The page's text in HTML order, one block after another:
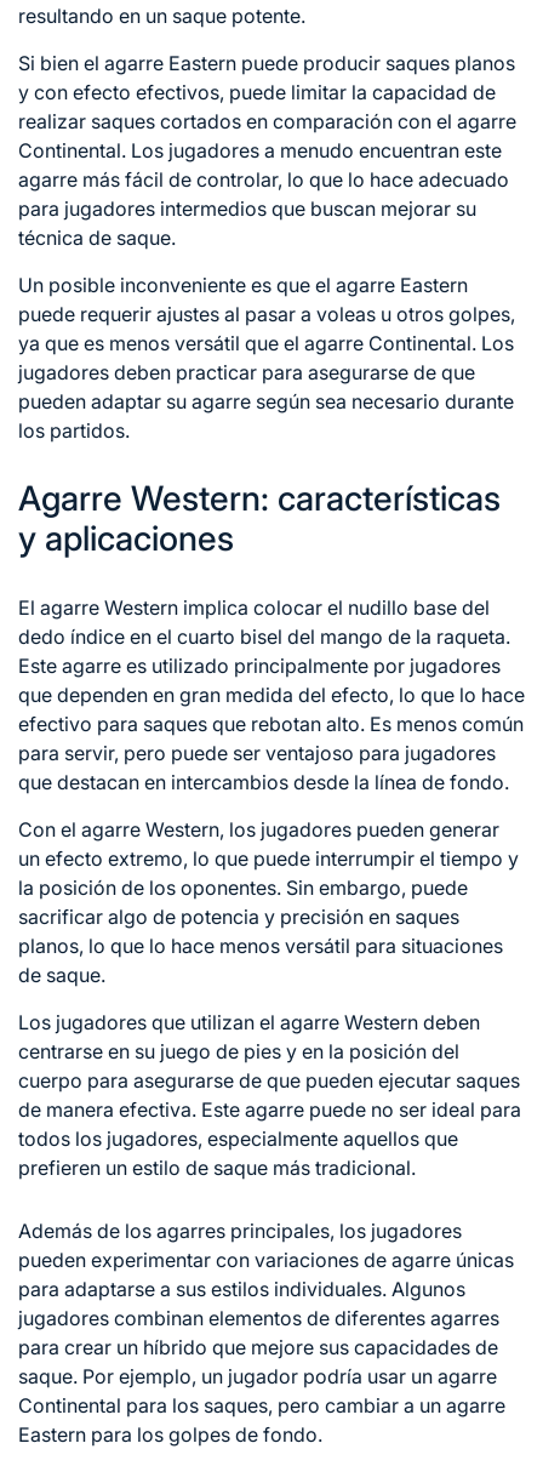
resultando en un saque potente.
Si bien el agarre Eastern puede producir saques planos
y con efecto efectivos, puede limitar la capacidad de
realizar saques cortados en comparación con el agarre
Continental. Los jugadores a menudo encuentran este
agarre más fácil de controlar, lo que lo hace adecuado
para jugadores intermedios que buscan mejorar su
técnica de saque.
Un posible inconveniente es que el agarre Eastern
puede requerir ajustes al pasar a voleas u otros golpes,
ya que es menos versátil que el agarre Continental. Los
jugadores deben practicar para asegurarse de que
pueden adaptar su agarre según sea necesario durante
los partidos.
Agarre Western: características
y aplicaciones
El agarre Western implica colocar el nudillo base del
dedo índice en el cuarto bisel del mango de la raqueta.
Este agarre es utilizado principalmente por jugadores
que dependen en gran medida del efecto, lo que lo hace
efectivo para saques que rebotan alto. Es menos común
para servir, pero puede ser ventajoso para jugadores
que destacan en intercambios desde la línea de fondo.
Con el agarre Western, los jugadores pueden generar
un efecto extremo, lo que puede interrumpir el tiempo y
la posición de los oponentes. Sin embargo, puede
sacrificar algo de potencia y precisión en saques
planos, lo que lo hace menos versátil para situaciones
de saque.
Los jugadores que utilizan el agarre Western deben
centrarse en su juego de pies y en la posición del
cuerpo para asegurarse de que pueden ejecutar saques
de manera efectiva. Este agarre puede no ser ideal para
todos los jugadores, especialmente aquellos que
prefieren un estilo de saque más tradicional.
Además de los agarres principales, los jugadores
pueden experimentar con variaciones de agarre únicas
para adaptarse a sus estilos individuales. Algunos
jugadores combinan elementos de diferentes agarres
para crear un híbrido que mejore sus capacidades de
saque. Por ejemplo, un jugador podría usar un agarre
Continental para los saques, pero cambiar a un agarre
Eastern para los golpes de fondo.